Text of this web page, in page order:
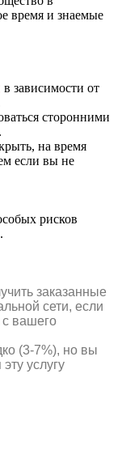
время и знаемые
в зависимости от
сторонними
на время
если вы не
рисков
заказанные
сети, если
с вашего
(3-7%), но вы
услугу